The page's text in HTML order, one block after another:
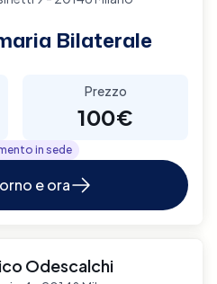
Bilaterale
Prezzo
100€
in sede
e ora
Odescalchi